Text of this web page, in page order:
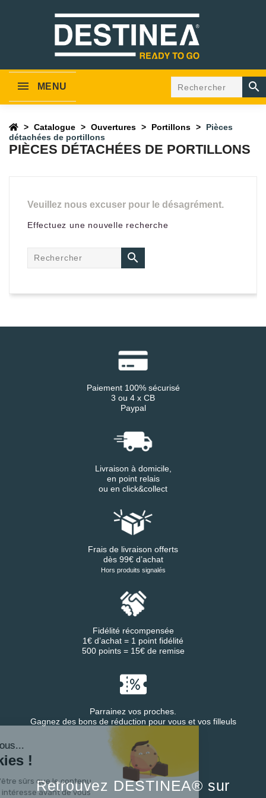
c'est nous...
Cookies !
attendu d'être sûrs que le contenu
site vous intéresse avant de vous
MENU 
Catalogue Ouvertures Portillons
Pièces
détachées de portillons
PIÈCES DÉTACHÉES DE PORTILLONS
Veuillez nous excuser pour le désagrément.
Effectuez une nouvelle recherche

Paiement 100% sécurisé
3 ou 4 x CB
Paypal
Livraison à domicile,
en point relais
ou en click&collect
Frais de livraison offerts
dès 99€ d’achat
Hors produits signalés
Fidélité récompensée
1€ d’achat = 1 point fidélité
500 points = 15€ de remise
Parrainez vos proches.
Gagnez des bons de réduction pour vous et vos filleuls
Retrouvez DESTINEA® sur